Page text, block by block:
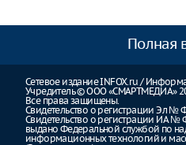
Полная
Сетевое издание INFOX.ru /
Учредитель © ООО «СМАРТМЕДИА»
Все права защищены.
Свидетельство о регистрации Эл №
Свидетельство о регистрации ИА №
выдано Федеральной службой по
информационных технологий и